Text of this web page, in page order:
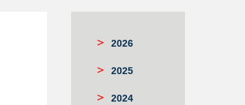
2026
2025
2024